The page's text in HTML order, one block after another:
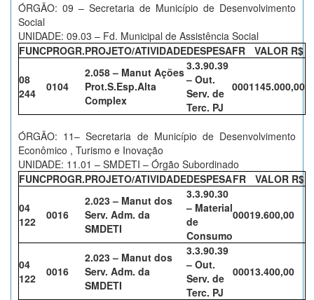
ÓRGÃO: 09 – Secretaria de Município de Desenvolvimento
Social
UNIDADE: 09.03 – Fd. Municipal de Assistência Social
FUNCPROGR.PROJETO/ATIVIDADEDESPESAFR VALOR R$
08
244
0104
2.058 – Manut Ações
Prot.S.Esp.Alta
Complex
3.3.90.39
– Out.
Serv. de
Terc. PJ
0001145.000,00
ÓRGÃO: 11– Secretaria de Município de Desenvolvimento
Econômico , Turismo e Inovação
UNIDADE: 11.01 – SMDETI – Órgão Subordinado
FUNCPROGR.PROJETO/ATIVIDADEDESPESAFR VALOR R$
04
122
0016
2.023 – Manut dos
Serv. Adm. da
SMDETI
3.3.90.30
– Material
de
Consumo
00019.600,00
04
122
0016
2.023 – Manut dos
Serv. Adm. da
SMDETI
3.3.90.39
– Out.
Serv. de
Terc. PJ
00013.400,00